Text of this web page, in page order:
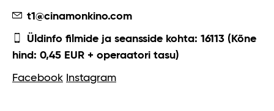
t1@cinamonkino.com
Üldinfo filmide ja seansside kohta: 16113 (Kõne
hind: 0,45 EUR + operaatori tasu)
Facebook Instagram